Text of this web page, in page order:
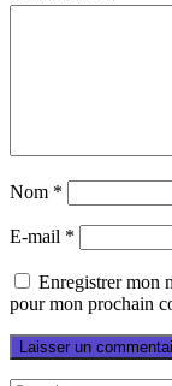
Nom *
E-mail *
Enregistrer mon
pour mon prochain